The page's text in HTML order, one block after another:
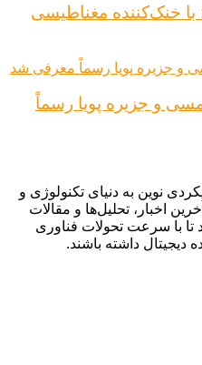
با خنک‌کننده مغناطیسی
با صفحه لمسی و جزیره پویا رسماً
نوین به دنیای تکنولوژی و
اخبار، تحلیل‌ها و مقالات
با سرعت تحولات فناوری
دیجیتال داشته باشند.